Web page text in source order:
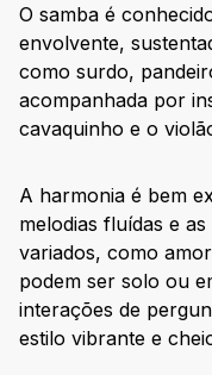
O samba é
envolvente,
como surdo,
acompanhada por
cavaquinho e o
A harmonia é bem
melodias fluídas e
variados, como
podem ser solo ou
interações de
estilo vibrante e